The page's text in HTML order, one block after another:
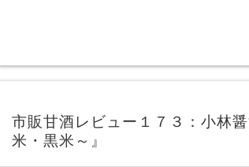
市販甘酒レビュー１７３：小林
米・黒米～』